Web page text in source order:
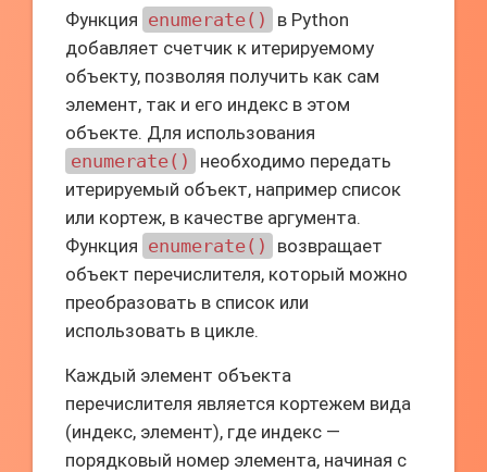
Функция enumerate()
в Python
добавляет счетчик к итерируемому
объекту, позволяя получить как сам
элемент, так и его индекс в этом
объекте. Для использования
enumerate()
необходимо передать
итерируемый объект, например список
или кортеж, в качестве аргумента.
Функция enumerate()
возвращает
объект перечислителя, который можно
преобразовать в список или
использовать в цикле.
Каждый элемент объекта
перечислителя является кортежем вида
(индекс, элемент), где индекс —
порядковый номер элемента, начиная с